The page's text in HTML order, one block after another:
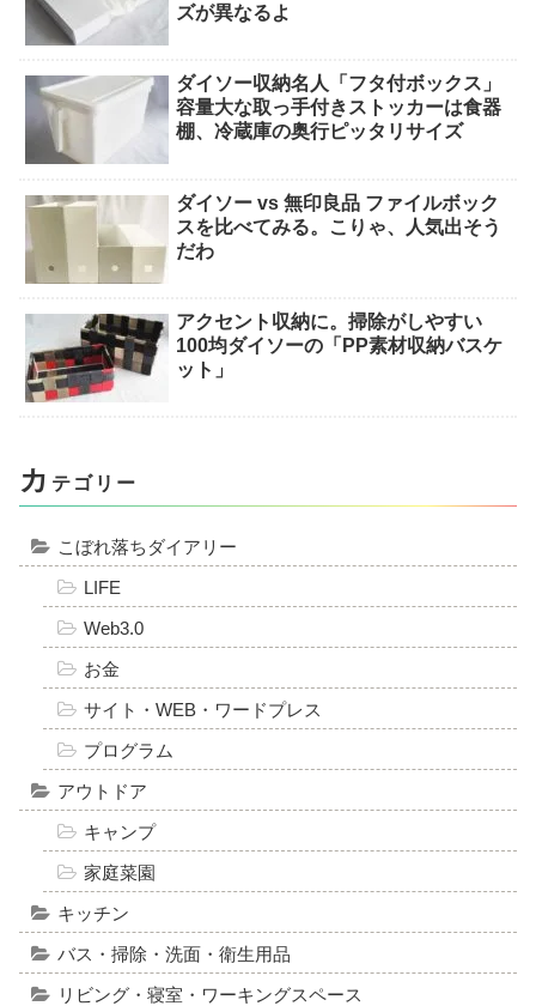
ズが異なるよ
ダイソー収納名人「フタ付ボックス」
容量大な取っ手付きストッカーは食器
棚、冷蔵庫の奥行ピッタリサイズ
ダイソー vs 無印良品 ファイルボック
スを比べてみる。こりゃ、人気出そう
だわ
アクセント収納に。掃除がしやすい
100均ダイソーの「PP素材収納バスケ
ット」
カ テゴリー
こぼれ落ちダイアリー
LIFE
Web3.0
お金
サイト・WEB・ワードプレス
プログラム
アウトドア
キャンプ
家庭菜園
キッチン
バス・掃除・洗面・衛生用品
リビング・寝室・ワーキングスペース